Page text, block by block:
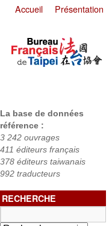
Accueil Présentation
La base de données
référence :
3 242 ouvrages
411 éditeurs français
378 éditeurs taiwanais
992 traducteurs
RECHERCHE